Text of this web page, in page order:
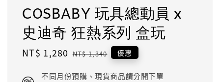
COSBABY 玩具總動員 x
史迪奇 狂熱系列 盒玩
Sale
NT$ 1,280 Regular
NT$ 1,340 優惠
不同月份預購、現貨商品請分開下單